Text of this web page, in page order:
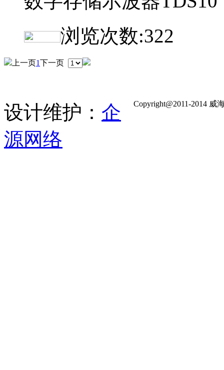
浏览次数:322
上一页1下一页
Copyright@2011-2014
设计维护： 企
源网络